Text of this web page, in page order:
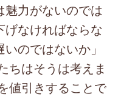
魅力がないのでは
げなければならな
のではないか」
ちはそうは考えま
値引きすることで